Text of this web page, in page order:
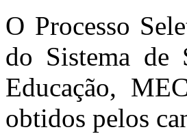
O Processo
do Sistema de
Educação,
obtidos pelos